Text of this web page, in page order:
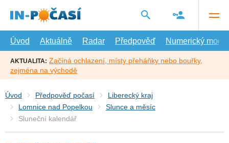
hlavní
Úvod
Aktuálně Radar Předpověď Numerický model
AKTUALITA: Začíná ochlazení, místy přeháňky nebo bouřky,
zejména na východě
Úvod Předpověď počasí
Liberecký kraj
Lomnice nad Popelkou
Slunce a měsíc
Sluneční kalendář